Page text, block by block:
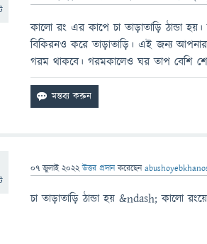
কালো রং এর কাপে চা তাড়াতাড়ি ঠান্ডা
বিকিরনও করে তাড়াতাড়ি। এই জন্য
গরম থাকবে। গরমকালেও ঘর তাপ বেশি
07 জুলাই 2022 উত্তর প্রদান করেছেন
চা তাড়াতাড়ি ঠান্ডা হয় &ndash; কালো